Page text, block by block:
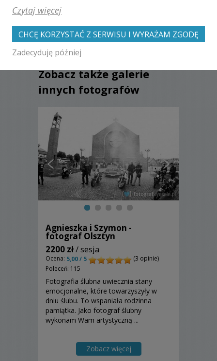
Zobacz także galerie
innych fotografów
Agnieszka i Szymon -
fotograf Olsztyn
2200 zł/ sesja
Ocena: 5,00 / 5
(3 opinie)
Poleceń: 115
Fotografia ślubna uwiecznia stany
emocjonalne, które towarzyszyły w
dniu ślubu. To wspaniała rodzinna
pamiątka. Jako fotograf ślubny
wykonam Wam artystyczną ...
Zobacz więcej
Czytaj więcej
CHCĘ KORZYSTAĆ Z SERWISU I WYRAŻAM ZGODĘ
Zadecyduję później